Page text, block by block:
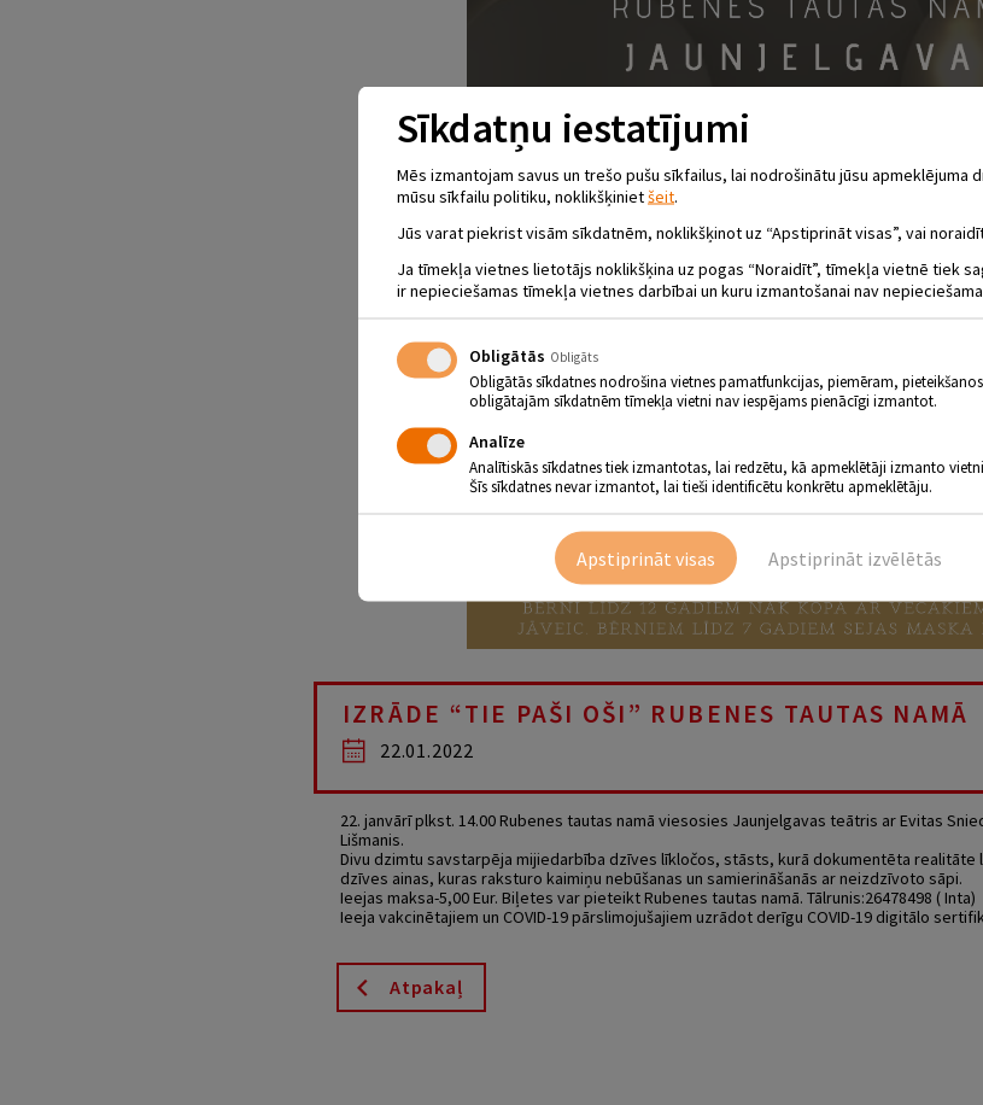
IZRĀDE “TIE PAŠI OŠI” RUBENES TAUTAS NAMĀ
22.01.2022
22. janvārī plkst. 14.00 Rubenes tautas namā viesosies Jaunjelgavas teātris ar Evitas
Lišmanis.
Divu dzimtu savstarpēja mijiedarbība dzīves līkločos, stāsts, kurā dokumentēta realitāte
dzīves ainas, kuras raksturo kaimiņu nebūšanas un samierināšanās ar neizdzīvoto sāpi.
Ieejas maksa-5,00 Eur. Biļetes var pieteikt Rubenes tautas namā. Tālrunis:26478498 ( Inta)
Ieeja vakcinētajiem un COVID-19 pārslimojušajiem uzrādot derīgu COVID-19 digitālo
Atpakaļ
Sīkdatņu iestatījumi
Mēs izmantojam savus un trešo pušu sīkfailus, lai nodrošinātu jūsu apmeklējuma
mūsu sīkfailu politiku, noklikšķinietšeit.
Jūs varat piekrist visām sīkdatnēm, noklikšķinot uz “Apstiprināt visas”, vai
Ja tīmekļa vietnes lietotājs noklikšķina uz pogas “Noraidīt”, tīmekļa vietnē tiek
ir nepieciešamas tīmekļa vietnes darbībai un kuru izmantošanai nav
Obligātās Obligāts
Obligātās sīkdatnes nodrošina vietnes pamatfunkcijas, piemēram,
obligātajām sīkdatnēm tīmekļa vietni nav iespējams pienācīgi izmantot.
Analīze
Analītiskās sīkdatnes tiek izmantotas, lai redzētu, kā apmeklētāji izmanto
Šīs sīkdatnes nevar izmantot, lai tieši identificētu konkrētu apmeklētāju.
Apstiprināt izvēlētās
Apstiprināt visas